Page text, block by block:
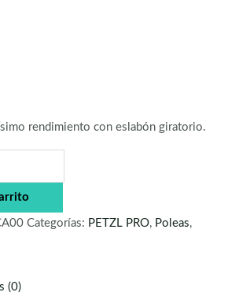
rendimiento con eslabón giratorio.
Categorías: PETZL PRO, Poleas,
(0)